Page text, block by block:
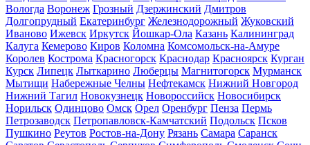
Вологда Воронеж Грозный Дзержинский Дмитров
Долгопрудный Екатеринбург Железнодорожный Жуковский
Иваново Ижевск Иркутск Йошкар-Ола Казань Калининград
Калуга Кемерово Киров Коломна Комсомольск-на-Амуре
Королев Кострома Красногорск Краснодар Красноярск Курган
Курск Липецк Лыткарино Люберцы Магнитогорск Мурманск
Мытищи Набережные Челны Нефтекамск Нижний Новгород
Нижний Тагил Новокузнецк Новороссийск Новосибирск
Норильск Одинцово Омск Орел Оренбург Пенза Пермь
Петрозаводск Петропавловск-Камчатский Подольск Псков
Пушкино Реутов Ростов-на-Дону Рязань Самара Саранск